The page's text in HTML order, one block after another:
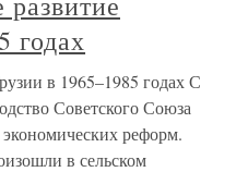
годах
в 1965–1985 годах С
Советского Союза
реформ.
в сельском